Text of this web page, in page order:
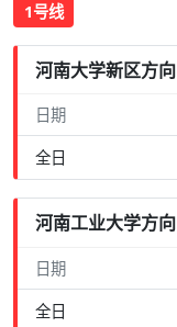
1号线
河南大学新区方向
日期
全日
河南工业大学方向
日期
全日